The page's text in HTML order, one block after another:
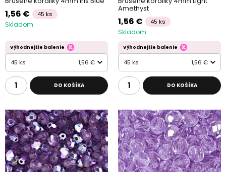
1,56 € 45 ks
Skladom
Výhodnejšie balenie
45 ks 1,56 €
DO KOŠÍKA
Amethyst
1,56 € 45 ks
Skladom
Výhodnejšie balenie
45 ks 1,56 €
DO KOŠÍKA